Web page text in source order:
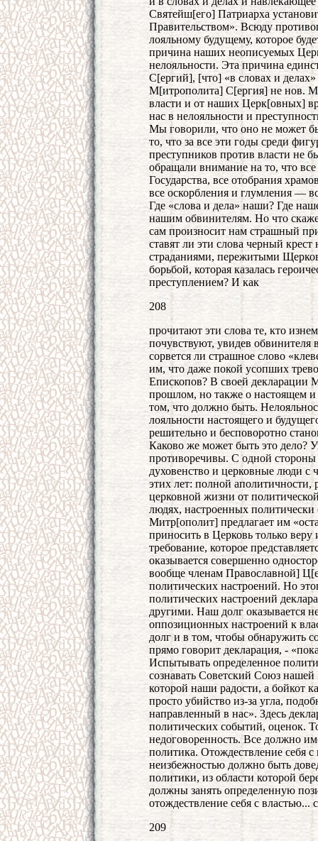
Святейш[его] Патриарха
Правительством». Всюду
лояльному будущему, которое
причина наших неописуемых
нелояльности. Эта причина
С[ергий], [что] «в словах и
М[итрополита] С[ергия] не нов.
власти и от наших Церк[овных]
нас в нелояльности и
Мы говорили, что оно не может
то, что за все эти годы среди
преступников против власти не
обращали внимание на то, что
Государства, все отобрания
все оскорбления и глумления —
Где «слова и дела» наши? Где
нашим обвинителям. Но что
сам произносит нам страшный
ставят ли эти слова черный
страданиями, пережитыми
борьбой, которая казалась
преступлением? И как
208
прочитают эти слова те, кто
почувствуют, увидев обвинителя
сорвется ли страшное слово
им, что даже покой усопших
Епископов? В своей декларации
прошлом, но также о настоящем
том, что должно быть.
лояльности настоящего и
решительно и бесповоротно
Каково же может быть это дело?
противоречивы. С одной стороны
духовенство и церковные люди с
этих лет: полной аполитичности,
церковной жизни от
людях, настроенных
Митр[ополит] предлагает им
приносить в Церковь только
требование, которое
оказывается совершенно
вообще членам Православной]
политических настроений. Но
политических настроений
другими. Наш долг оказывается
оппозиционных настроений к
долг и в том, чтобы обнаружить
прямо говорит декларация, -
Испытывать определенное
сознавать Советский Союз
которой наши радости, а бойкот
просто убийство из-за угла,
направленный в нас». Здесь
политических событий, оценок.
недоговоренность. Все должно
политика. Отождествление себя
неизбежностью должно быть
политики, из области которой
должны занять определенную
отождествление себя с властью...
209